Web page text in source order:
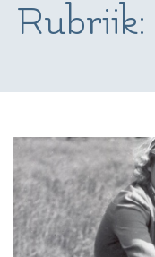
Rubriik: